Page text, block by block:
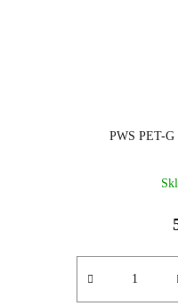
PWS PET-G